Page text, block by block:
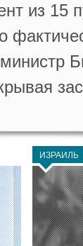
из
ИЗРАИЛЬ